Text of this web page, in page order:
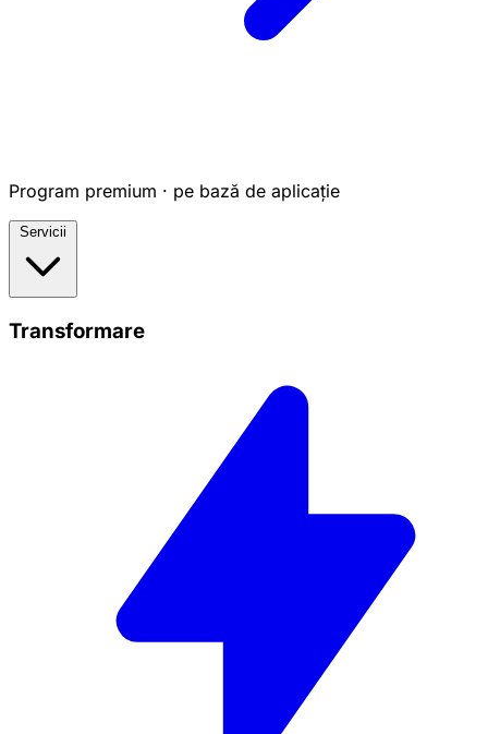
Program premium · pe bază de aplicație
Servicii
Transformare